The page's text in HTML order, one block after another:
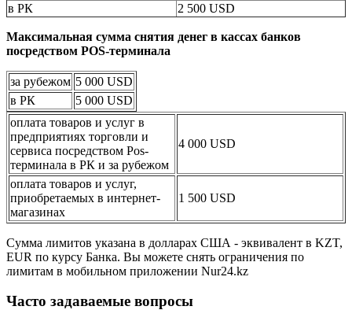
в РК
2 500 USD
Максимальная сумма снятия денег в кассах банков
посредством POS-терминала
за рубежом 5 000 USD
в РК
5 000 USD
оплата товаров и услуг в
предприятиях торговли и
сервиса посредством Pos-
терминала в РК и за рубежом
4 000 USD
оплата товаров и услуг,
приобретаемых в интернет-
магазинах
1 500 USD
Сумма лимитов указана в долларах США - эквивалент в KZT,
EUR по курсу Банка. Вы можете снять ограничения по
лимитам в мобильном приложении Nur24.kz
Часто задаваемые вопросы